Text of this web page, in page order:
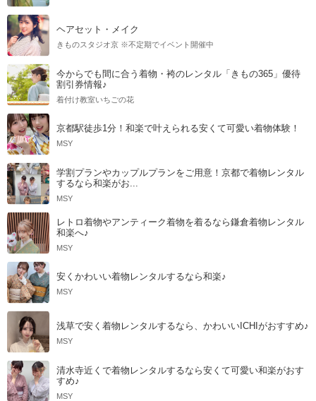
ヘアセット・メイク
きものスタジオ京 ※不定期でイベント開催中
今からでも間に合う着物・袴のレンタル「きもの365」優待
割引券情報♪
着付け教室いちごの花
京都駅徒歩1分！和楽で叶えられる安くて可愛い着物体験！
MSY
学割プランやカップルプランをご用意！京都で着物レンタル
するなら和楽がお...
MSY
レトロ着物やアンティーク着物を着るなら鎌倉着物レンタル
和楽へ♪
MSY
安くかわいい着物レンタルするなら和楽♪
MSY
浅草で安く着物レンタルするなら、かわいいICHIがおすすめ♪
MSY
清水寺近くで着物レンタルするなら安くて可愛い和楽がおす
すめ♪
MSY